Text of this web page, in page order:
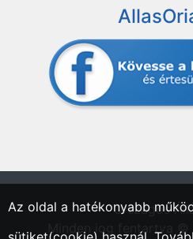
"Országos
Minden jog fentartva ©
Az oldal a hatékonyabb